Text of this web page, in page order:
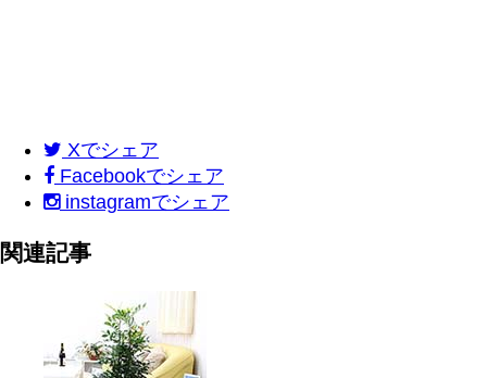
Xでシェア
Facebookでシェア
instagramでシェア
関連記事